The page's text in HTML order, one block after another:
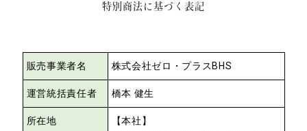
特別商法に基づく表記
販売事業者名 株式会社ゼロ・プラスBHS
運営統括責任者 橋本 健生
所在地
【本社】